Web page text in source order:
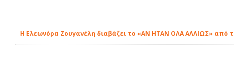
Η Ελεωνόρα Ζουγανέλη διαβάζει το «ΑΝ ΗΤΑΝ ΟΛΑ ΑΛΛΙΩΣ» από